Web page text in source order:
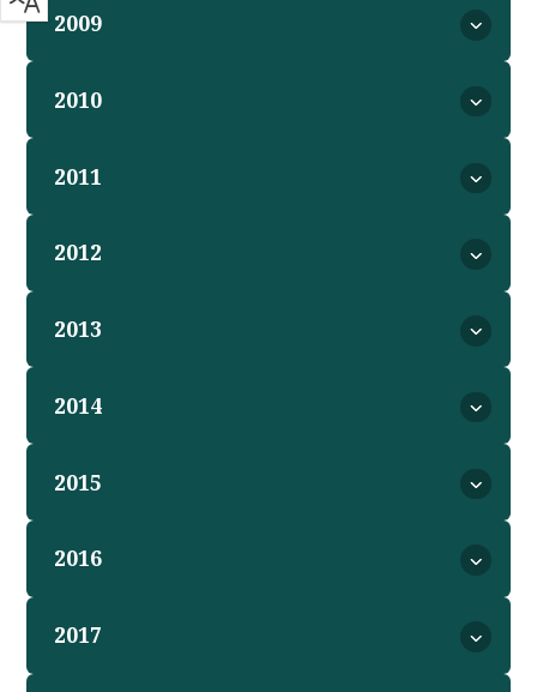
2009
2010
2011
2012
2013
2014
2015
2016
2017